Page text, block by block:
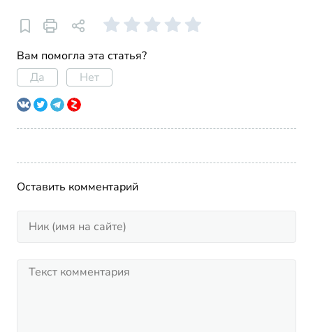
Вам помогла эта статья?
Да
Нет
Оставить комментарий